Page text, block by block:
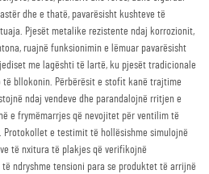
dhe e thatë, pavarësisht kushteve të
Pjesët metalike rezistente ndaj korrozionit,
ruajnë funksionimin e lëmuar pavarësisht
me lagështi të lartë, ku pjesët tradicionale
bllokonin. Përbërësit e stofit kanë trajtime
ndaj vendeve dhe parandalojnë rritjen e
e frymëmarrjes që nevojitet për ventilim të
Protokollet e testimit të hollësishme simulojnë
të nxitura të plakjes që verifikojnë
ndryshme tensioni para se produktet të arrijnë